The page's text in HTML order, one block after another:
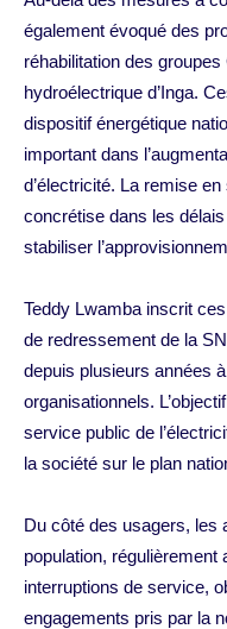
également évoqué des
réhabilitation des
hydroélectrique d’Inga.
dispositif énergétique
important dans
d’électricité. La remise
concrétise dans les
stabiliser
Teddy Lwamba inscrit
de redressement de la
depuis plusieurs années
organisationnels.
service public de
la société sur le plan
Du côté des usagers, les
population, régulièrement
interruptions de service,
engagements pris par la